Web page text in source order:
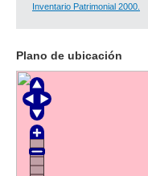
Inventario Patrimonial 2000.
Plano de ubicación